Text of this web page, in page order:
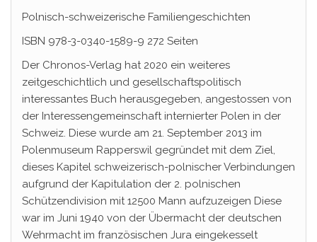
Polnisch-schweizerische Familiengeschichten
ISBN 978-3-0340-1589-9 272 Seiten
Der Chronos-Verlag hat 2020 ein weiteres
zeitgeschichtlich und gesellschaftspolitisch
interessantes Buch herausgegeben, angestossen von
der Interessengemeinschaft internierter Polen in der
Schweiz. Diese wurde am 21. September 2013 im
Polenmuseum Rapperswil gegründet mit dem Ziel,
dieses Kapitel schweizerisch-polnischer Verbindungen
aufgrund der Kapitulation der 2. polnischen
Schützendivision mit 12500 Mann aufzuzeigen Diese
war im Juni 1940 von der Übermacht der deutschen
Wehrmacht im französischen Jura eingekesselt